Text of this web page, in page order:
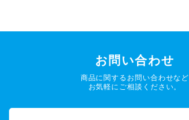
お問い合わせ
商品に関するお問い合わせなど
お気軽にご相談ください。